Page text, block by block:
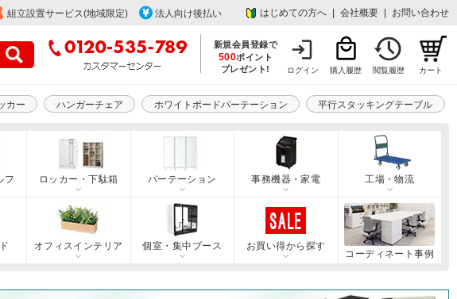
組立設置サービス(地域限定) 法人向け後払い はじめての方へ 会社概要 お問い合わせ
新規会員登録で
500ポイント
プレゼント!
ログイン 購入履歴 閲覧履歴 カート
カー ハンガーチェア ホワイトボードパーテーション 平行スタッキングテーブル
フ ロッカー・下駄箱 パーテーション 事務機器・家電 工場・物流
オフィスインテリア 個室・集中ブース
お買い得から探す
コーディネート事例